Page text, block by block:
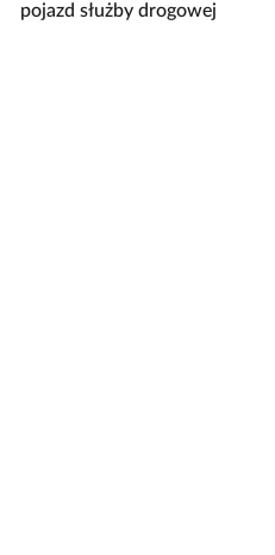
pojazd służby drogowej